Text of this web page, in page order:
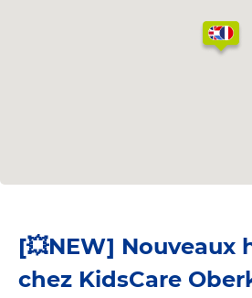
[💥NEW] Nouveaux
chez KidsCare